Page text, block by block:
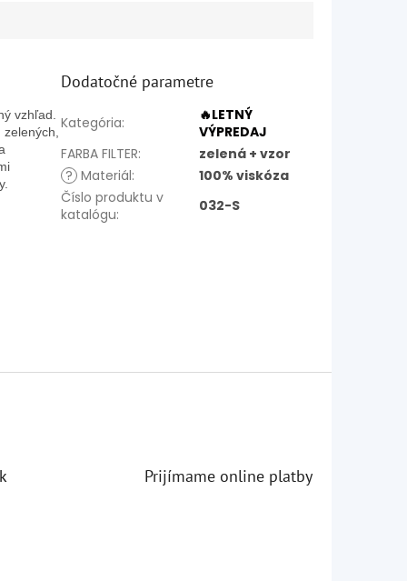
vzhľad.
Dodatočné parametre
Kategória:
🔥LETNÝ
VÝPREDAJ
FARBA FILTER:
zelená + vzor
? Materiál:
100% viskóza
Číslo produktu v
katalógu: 032-S
Prijímame online platby